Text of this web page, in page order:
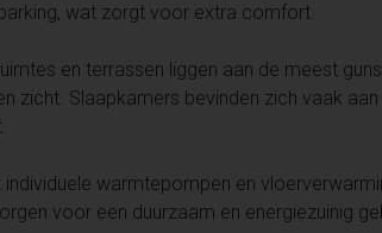
wat zorgt voor extra comfort.
en terrassen liggen aan de meest
zicht. Slaapkamers bevinden zich vaak aan
warmtepompen en
voor een duurzaam en energiezuinig